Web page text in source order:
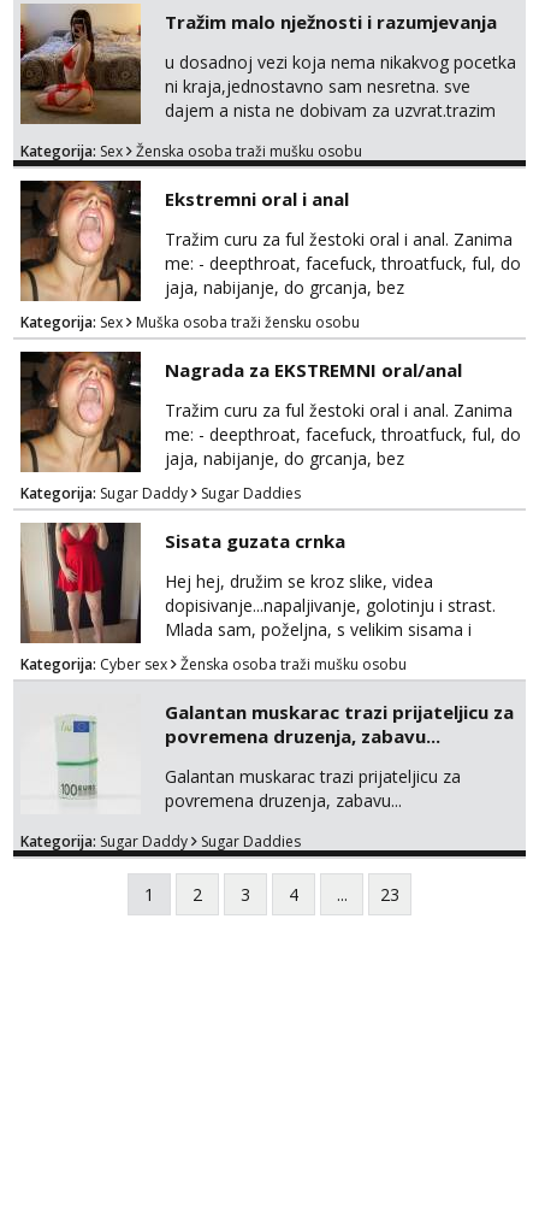
Tražim malo nježnosti i razumjevanja
u dosadnoj vezi koja nema nikakvog pocetka
ni kraja,jednostavno sam nesretna. sve
dajem a nista ne dobivam za uzvrat.trazim
trazim puno samo malo njeznosti i
poljupce po tijelu koji me jako
pale,obozavam kad muskarac preuzme
kontrolu . javi se :) Klikni na link ispod i nadji
me tamo, cekam te!
Kategorija: Sex Ženska osoba traži mušku osobu
Ekstremni oral i anal
Tražim curu za ful žestoki oral i anal. Zanima
me: - deepthroat, facefuck, throatfuck, ful, do
jaja, nabijanje, do grcanja, bez
ograničavanja... - fisting (ili big insertions),
gaping, DAP/TAP, prolapse, sirenje... Ako
možeš nešto od toga i spremna si, javi se.
Kategorija: Sex Muška osoba traži žensku osobu
Nagrada za EKSTREMNI oral/anal
Tražim curu za ful žestoki oral i anal. Zanima
me: - deepthroat, facefuck, throatfuck, ful, do
jaja, nabijanje, do grcanja, bez
ograničavanja... - fisting (ili big insertions),
gaping, DAP/TAP, prolapse, sirenje... Ako
možeš nešto od toga i spremna si, javi se.
Nagrada po želji (od 500€ naviše, ovisi o
tome sto možeš)
Kategorija: Sugar Daddy Sugar Daddies
Sisata guzata crnka
Hej hej, družim se kroz slike, videa
dopisivanje...napaljivanje, golotinju i strast.
Mlada sam, poželjna, s velikim sisama i
guzom. 😉 Kontakt: Telegram: nebojezuto
Google chat/Gmail smmaprivatni@gmail.com
Kategorija: Cyber sex Ženska osoba traži mušku osobu
Galantan muskarac trazi prijateljicu za
povremena druzenja, zabavu...
Galantan muskarac trazi prijateljicu za
povremena druzenja, zabavu...
Kategorija: Sugar Daddy Sugar Daddies
1 2 3 4 ... 23